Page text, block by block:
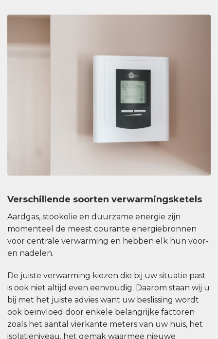
Verschillende soorten verwarmingsketels
Aardgas, stookolie en duurzame energie zijn
momenteel de meest courante energiebronnen
voor centrale verwarming en hebben elk hun voor-
en nadelen.
De juiste verwarming kiezen die bij uw situatie past
is ook niet altijd even eenvoudig. Daarom staan wij u
bij met het juiste advies want uw beslissing wordt
ook beïnvloed door enkele belangrijke factoren
zoals het aantal vierkante meters van uw huis, het
isolatieniveau, het gemak waarmee nieuwe